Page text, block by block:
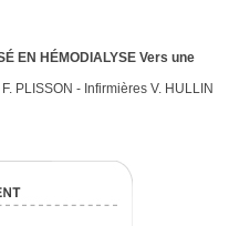
EN HÉMODIALYSE Vers une
PLISSON - Infirmières V. HULLIN